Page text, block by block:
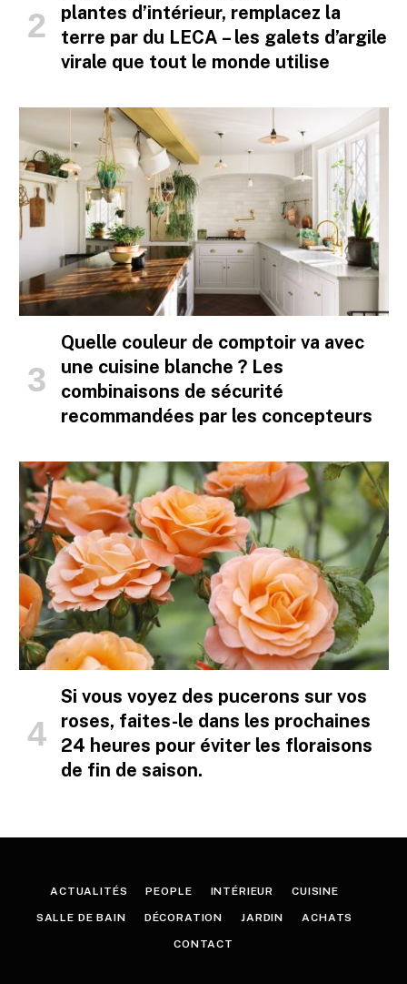
plantes d’intérieur, remplacez la
terre par du LECA – les galets d’argile
virale que tout le monde utilise
Quelle couleur de comptoir va avec
une cuisine blanche ? Les
combinaisons de sécurité
recommandées par les concepteurs
Si vous voyez des pucerons sur vos
roses, faites-le dans les prochaines
24 heures pour éviter les floraisons
de fin de saison.
ACTUALITÉS PEOPLE INTÉRIEUR CUISINE
SALLE DE BAIN DÉCORATION JARDIN ACHATS
CONTACT